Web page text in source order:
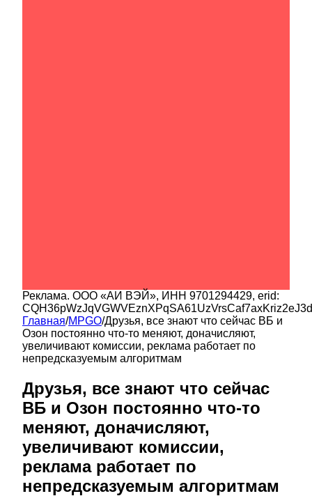
Реклама. ООО «АИ ВЭЙ», ИНН 9701294429, erid:
Главная/MPGO/️Друзья, все знают что сейчас ВБ и
Озон постоянно что-то меняют, доначисляют,
увеличивают комиссии, реклама работает по
непредсказуемым алгоритмам
️Друзья, все знают что сейчас
ВБ и Озон постоянно что-то
меняют, доначисляют,
увеличивают комиссии,
реклама работает по
непредсказуемым алгоритмам